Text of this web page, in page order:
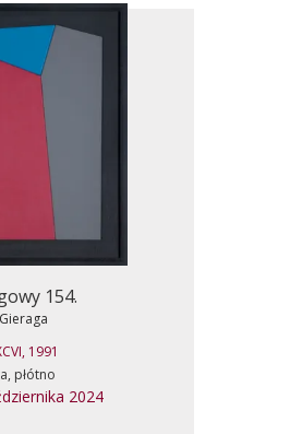
154.
1991
płótno
2024